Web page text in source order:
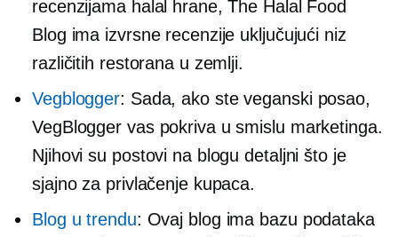
recenzijama halal hrane, The Halal Food
Blog ima izvrsne recenzije uključujući niz
različitih restorana u zemlji.
Vegblogger: Sada, ako ste veganski posao,
VegBlogger vas pokriva u smislu marketinga.
Njihovi su postovi na blogu detaljni što je
sjajno za privlačenje kupaca.
Blog u trendu: Ovaj blog ima bazu podataka